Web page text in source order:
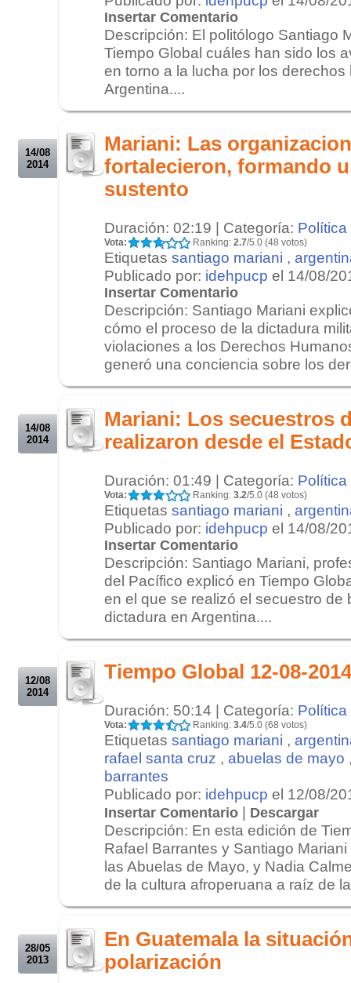
Insertar Comentario
Descripción: El politólogo Santiago
Tiempo Global cuáles han sido los
en torno a la lucha por los derechos
Argentina....
14/08
2014
Mariani: Las
fortalecieron, formando
sustento
Duración: 02:19 | Categoría: Política
Vota: Ranking: 2.7/5.0 (48 votos)
Etiquetas santiago mariani ,
Publicado por: idehpucp el 14/08/
Insertar Comentario
Descripción: Santiago Mariani
cómo el proceso de la dictadura
violaciones a los Derechos
generó una conciencia sobre los
14/08
2014
Mariani: Los secuestros
realizaron desde el
Duración: 01:49 | Categoría: Política
Vota: Ranking: 3.2/5.0 (48 votos)
Etiquetas santiago mariani ,
Publicado por: idehpucp el 14/08/
Insertar Comentario
Descripción: Santiago Mariani,
del Pacífico explicó en Tiempo
en el que se realizó el secuestro de
dictadura en Argentina....
12/08
2014
Tiempo Global 12-08-2014
Duración: 50:14 | Categoría: Política
Vota: Ranking: 3.4/5.0 (68 votos)
Etiquetas santiago mariani ,
rafael santa cruz , abuelas de mayo
barrantes
Publicado por: idehpucp el 12/08/
Insertar Comentario | Descargar
Descripción: En esta edición de
Rafael Barrantes y Santiago
las Abuelas de Mayo, y Nadia
de la cultura afroperuana a raíz de
28/05
2013
En Guatemala la
polarización